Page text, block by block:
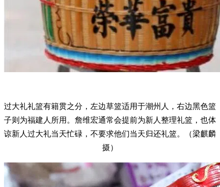
过大礼礼篮有籍贯之分，左边草篮适用于潮州人，右边黑色篮
子则为福建人所用。詹维宏通常会提前为新人整理礼篮，也体
谅新人过大礼当天忙碌，不要求他们当天归还礼篮。（梁麒麟
摄）